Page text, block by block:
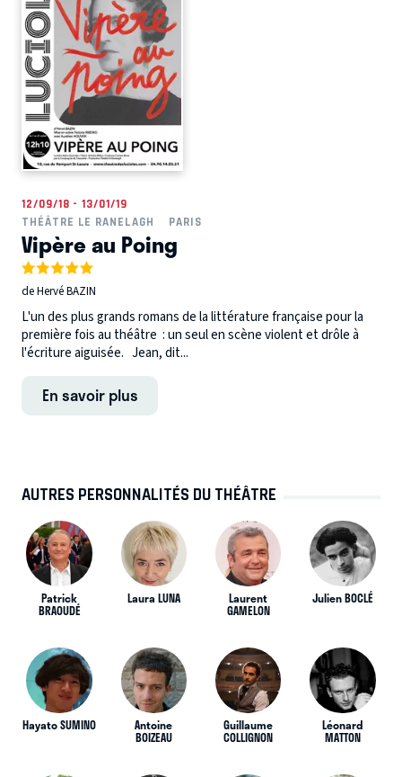
12/09/18 - 13/01/19
THÉÂTRE LE RANELAGH
PARIS
Vipère au Poing
de Hervé BAZIN
L'un des plus grands romans de la littérature française pour la
première fois au théâtre : un seul en scène violent et drôle à
l'écriture aiguisée. Jean, dit...
En savoir plus
AUTRES PERSONNALITÉS DU THÉÂTRE
Patrick
BRAOUDÉ
Laura LUNA Laurent
GAMELON
Julien BOCLÉ
Hayato SUMINO Antoine
BOIZEAU
Guillaume
COLLIGNON
Léonard
MATTON